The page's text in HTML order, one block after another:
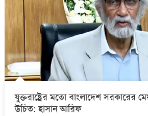
যুক্তরাষ্ট্রের মতো বাংলাদেশ সরকারের
উচিত: হাসান আরিফ